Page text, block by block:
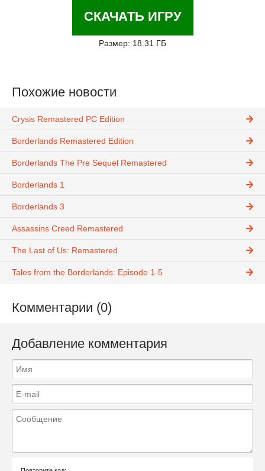
СКАЧАТЬ ИГРУ
Размер: 18.31 ГБ
Похожие новости
Crysis Remastered PC Edition
Borderlands Remastered Edition
Borderlands The Pre Sequel Remastered
Borderlands 1
Borderlands 3
Assassins Creed Remastered
The Last of Us: Remastered
Tales from the Borderlands: Episode 1-5
Комментарии (0)
Добавление комментария